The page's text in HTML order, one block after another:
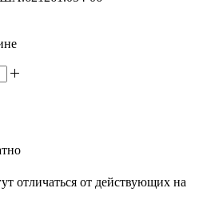
отличаться от действующих на